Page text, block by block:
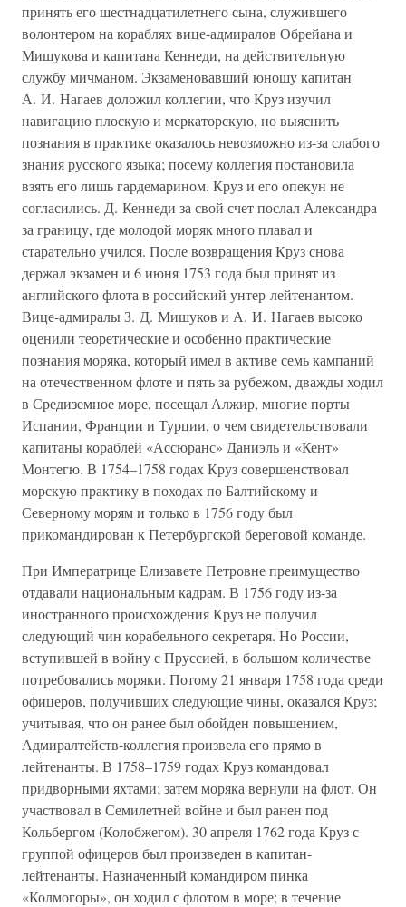
принять его шестнадцатилетнего сына, служившего
волонтером на кораблях вице-адмиралов Обрейана и
Мишукова и капитана Кеннеди, на действительную
службу мичманом. Экзаменовавший юношу капитан
А. И. Нагаев доложил коллегии, что Круз изучил
навигацию плоскую и меркаторскую, но выяснить
познания в практике оказалось невозможно из-за слабого
знания русского языка; посему коллегия постановила
взять его лишь гардемарином. Круз и его опекун не
согласились. Д. Кеннеди за свой счет послал Александра
за границу, где молодой моряк много плавал и
старательно учился. После возвращения Круз снова
держал экзамен и 6 июня 1753 года был принят из
английского флота в российский унтер-лейтенантом.
Вице-адмиралы З. Д. Мишуков и А. И. Нагаев высоко
оценили теоретические и особенно практические
познания моряка, который имел в активе семь кампаний
на отечественном флоте и пять за рубежом, дважды ходил
в Средиземное море, посещал Алжир, многие порты
Испании, Франции и Турции, о чем свидетельствовали
капитаны кораблей «Ассюранс» Даниэль и «Кент»
Монтегю. В 1754–1758 годах Круз совершенствовал
морскую практику в походах по Балтийскому и
Северному морям и только в 1756 году был
прикомандирован к Петербургской береговой команде.
При Императрице Елизавете Петровне преимущество
отдавали национальным кадрам. В 1756 году из-за
иностранного происхождения Круз не получил
следующий чин корабельного секретаря. Но России,
вступившей в войну с Пруссией, в большом количестве
потребовались моряки. Потому 21 января 1758 года среди
офицеров, получивших следующие чины, оказался Круз;
учитывая, что он ранее был обойден повышением,
Адмиралтейств-коллегия произвела его прямо в
лейтенанты. В 1758–1759 годах Круз командовал
придворными яхтами; затем моряка вернули на флот. Он
участвовал в Семилетней войне и был ранен под
Кольбергом (Колобжегом). 30 апреля 1762 года Круз с
группой офицеров был произведен в капитан-
лейтенанты. Назначенный командиром пинка
«Колмогоры», он ходил с флотом в море; в течение